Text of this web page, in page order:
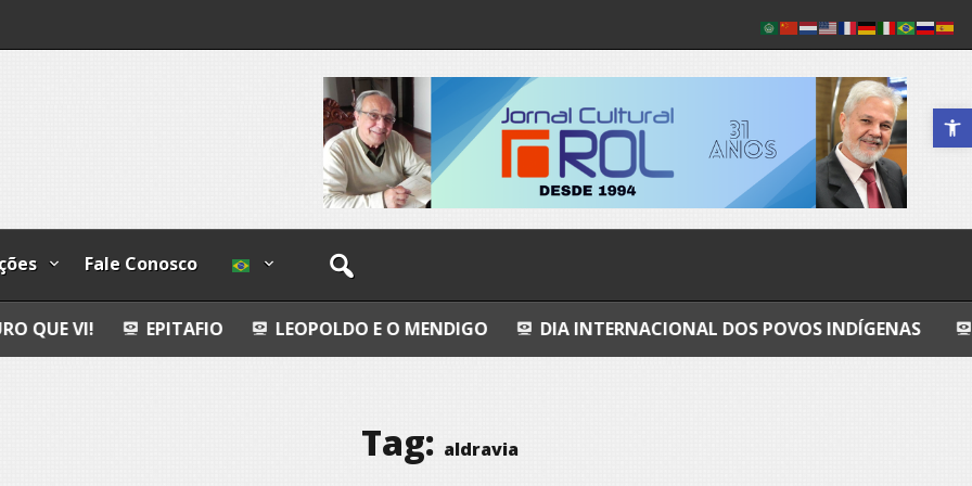
Abrir a
Fale Conosco
EPITAFIO LEOPOLDO E O MENDIGO DIA INTERNACIONAL DOS POVOS INDÍGENAS COSMOS
Tag: aldravia